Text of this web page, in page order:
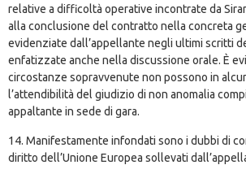
relative a difficoltà operative incontrate da
alla conclusione del contratto nella concreta
evidenziate dall’appellante negli ultimi scritti
enfatizzate anche nella discussione orale. È
circostanze sopravvenute non possono in
l’attendibilità del giudizio di non anomalia
appaltante in sede di gara.
14. Manifestamente infondati sono i dubbi di
diritto dell’Unione Europea sollevati